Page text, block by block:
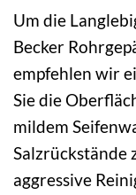
Um die
Becker
empfehlen wir
Sie die
mildem
Salzrückstände
aggressive